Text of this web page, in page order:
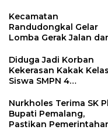
Kecamatan
Randudongkal Gelar
Lomba Gerak Jalan
HUT RI ke-81
Diduga Jadi Korban
Kekerasan Kakak
Siswa SMPN 4
Dunia
Nurkholes Terima SK
Bupati Pemalang,
Pastikan